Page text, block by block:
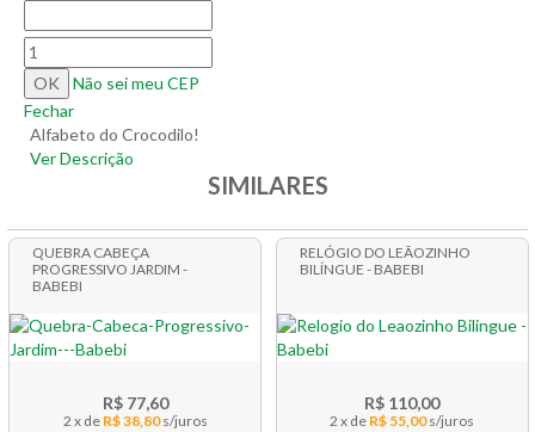
Não sei meu CEP
Fechar
Alfabeto do Crocodilo!
Ver Descrição
SIMILARES
QUEBRA CABEÇA
PROGRESSIVO JARDIM -
BABEBI
R$ 77,60
2 x R$ 38,80
RELÓGIO DO LEÃOZINHO
BILÍNGUE - BABEBI
R$ 110,00
2 x R$ 55,00